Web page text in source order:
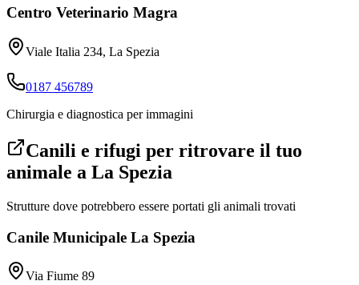
Centro Veterinario Magra
Viale Italia 234, La Spezia
0187 456789
Chirurgia e diagnostica per immagini
Canili e rifugi per ritrovare il tuo
animale a La Spezia
Strutture dove potrebbero essere portati gli animali trovati
Canile Municipale La Spezia
Via Fiume 89